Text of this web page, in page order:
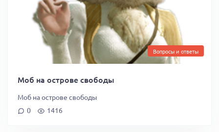
Вопросы и ответы
Моб на острове свободы
Моб на острове свободы
0
1416